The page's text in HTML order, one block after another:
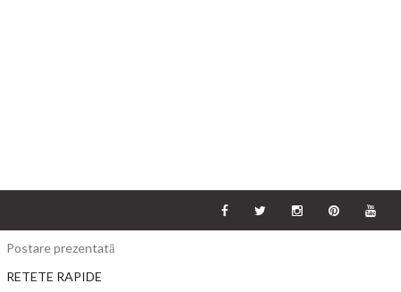
Postare prezentată
RETETE RAPIDE